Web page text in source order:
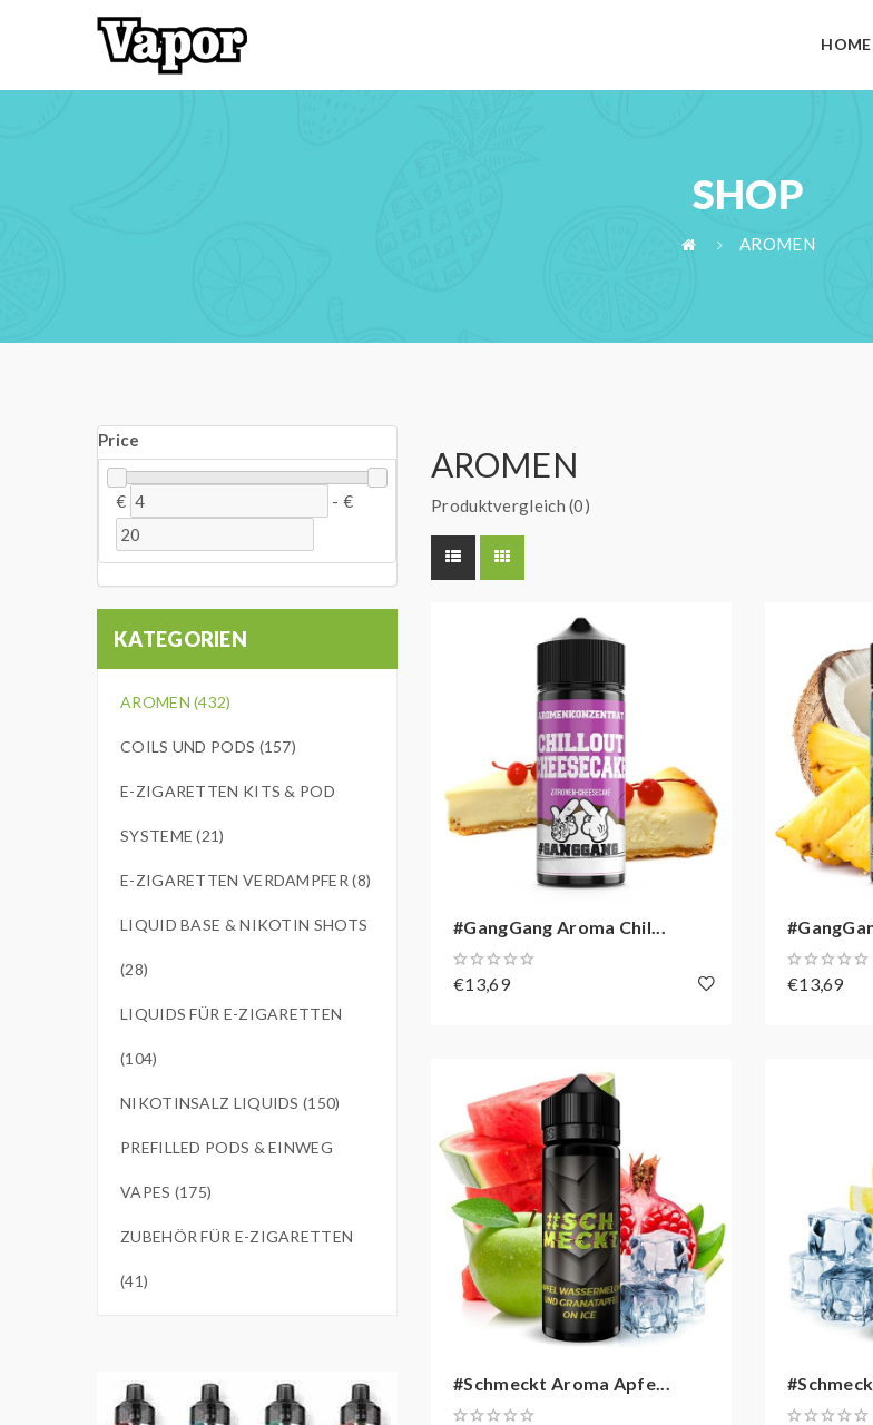
HOME
SHOP
AROMEN
Price
€ - €
KATEGORIEN
AROMEN (432)
COILS UND PODS (157)
E-ZIGARETTEN KITS & POD
SYSTEME (21)
E-ZIGARETTEN VERDAMPFER (8)
LIQUID BASE & NIKOTIN SHOTS
(28)
LIQUIDS FÜR E-ZIGARETTEN
(104)
NIKOTINSALZ LIQUIDS (150)
PREFILLED PODS & EINWEG
VAPES (175)
ZUBEHÖR FÜR E-ZIGARETTEN
(41)
AROMEN
Produktvergleich (0)
#GangGang Aroma Chil...
€13,69 €13,69
#Schmeckt Aroma Apfe...